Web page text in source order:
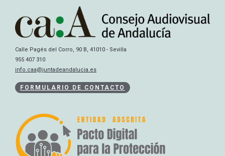
Calle Pagés del Corro, 90 B, 41010 - Sevilla
955 407 310
info.caa@juntadeandalucia.es
FORMULARIO DE CONTACTO